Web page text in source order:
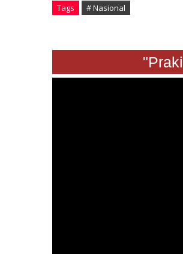
Tags # Nasional